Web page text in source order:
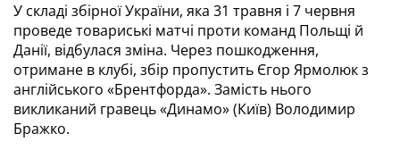
У складі збірної України, яка 31 травня і 7 червня
проведе товариські матчі проти команд Польщі й
Данії, відбулася зміна. Через пошкодження,
отримане в клубі, збір пропустить Єгор Ярмолюк з
англійського «Брентфорда». Замість нього
викликаний гравець «Динамо» (Київ) Володимир
Бражко.